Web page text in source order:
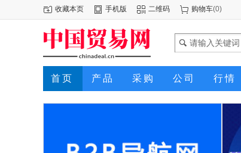
收藏本页 手机版 二维码 购物车(0)
首页 产品 采购 公司 行情